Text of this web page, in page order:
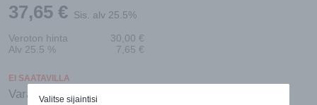
Valitse sijaintisi
37,65 € Sis. alv 25.5%
Veroton hinta 30,00 €
Alv 25.5 %
7,65 €
EI SAATAVILLA
Varasto loppu